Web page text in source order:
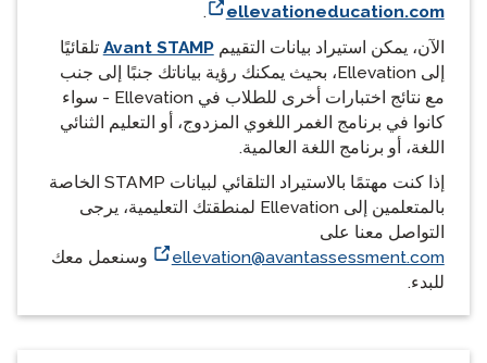
ellevationeducation.com
.
الآن، يمكن استيراد بيانات التقييم Avant STAMPتلقائيًا
إلى Ellevation، بحيث يمكنك رؤية بياناتك جنبًا إلى جنب
مع نتائج اختبارات أخرى للطلاب في Ellevation - سواء
كانوا في برنامج الغمر اللغوي المزدوج، أو التعليم الثنائي
اللغة، أو برنامج اللغة العالمية.
إذا كنت مهتمًا بالاستيراد التلقائي لبيانات STAMP الخاصة
بالمتعلمين إلى Ellevation لمنطقتك التعليمية، يرجى
التواصل معنا على
ellevation@avantassessment.com
وسنعمل معك
للبدء.